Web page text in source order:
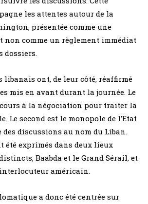
les attentes autour de la
présentée comme une
non comme un règlement immédiat
dossiers.
libanais ont, de leur côté, réaffirmé
mis en avant durant la journée. Le
à la négociation pour traiter la
Le second est le monopole de l’Etat
discussions au nom du Liban.
été exprimés dans deux lieux
Baabda et le Grand Sérail, et
américain.
a donc été centrée sur